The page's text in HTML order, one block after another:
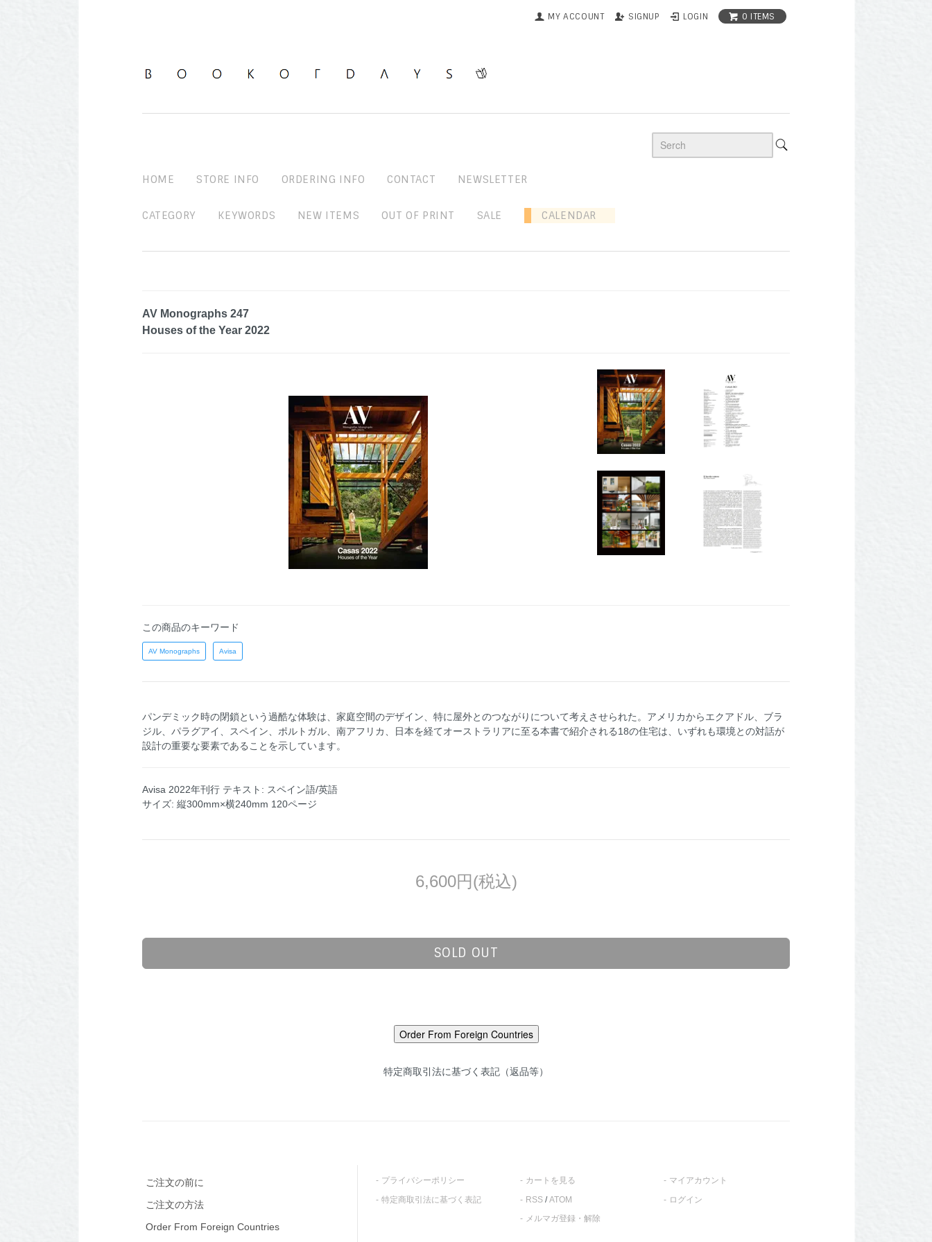
MY ACCOUNT SIGNUP LOGIN 0 ITEMS
HOME STORE INFO ORDERING INFO CONTACT NEWSLETTER
CATEGORY KEYWORDS NEW ITEMS OUT OF PRINT SALE CALENDAR
AV Monographs 247
Houses of the Year 2022
この商品のキーワード
AV Monographs Avisa
パンデミック時の閉鎖という過酷な体験は、家庭空間のデザイン、特に屋外とのつながりについて考えさせられた。アメリカからエクアドル、ブラ
ジル、パラグアイ、スペイン、ポルトガル、南アフリカ、日本を経てオーストラリアに至る本書で紹介される18の住宅は、いずれも環境との対話が
設計の重要な要素であることを示しています。
Avisa 2022年刊行 テキスト: スペイン語/英語
サイズ: 縦300mm×横240mm 120ページ
6,600円(税込)
SOLD OUT
特定商取引法に基づく表記（返品等）
ご注文の前に
ご注文の方法
Order From Foreign Countries
プライバシーポリシー
特定商取引法に基づく表記
カートを見る
RSS/ATOM
メルマガ登録・解除
マイアカウント
ログイン